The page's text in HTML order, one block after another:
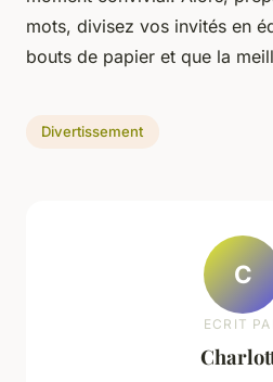
mots, divisez vos invités en
bouts de papier et que la
Divertissement
C
ECRIT